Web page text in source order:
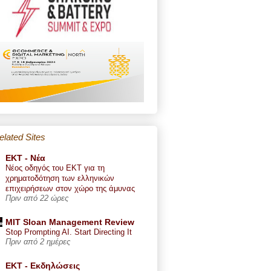
Sites
ΕΚΤ - Nέα
Νέος οδηγός του ΕΚΤ για τη
χρηματοδότηση των ελληνικών
επιχειρήσεων στον χώρο της άμυνας
Πριν από 22 ώρες
MIT Sloan Management Review
Stop Prompting AI. Start Directing It
Πριν από 2 ημέρες
ΕΚΤ - Εκδηλώσεις